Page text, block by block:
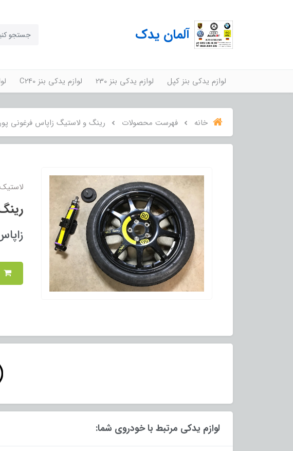
آلمان یدک
لوازم یدکی بنز کپل لوازم یدکی بنز 230 لوازم یدکی بنز C240
خانه فهرست محصولات رینگ و لاستیگ زاپاس فرغونی
لوازم یدکی مرتبط با خودروی شما: